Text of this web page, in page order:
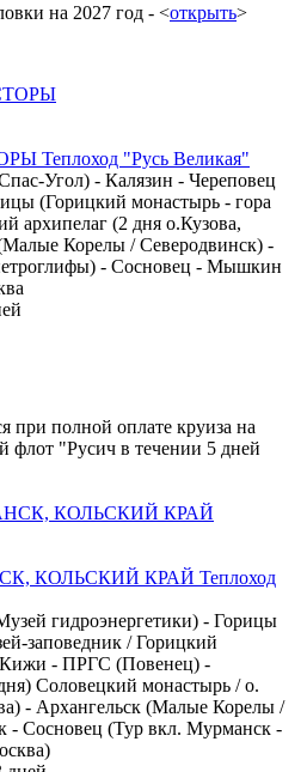
на 2027 год - <открыть>
Теплоход "Русь Великая"
Угол) - Калязин - Череповец
(Горицкий монастырь - гора
архипелаг (2 дня о.Кузова,
Корелы / Северодвинск) -
- Сосновец - Мышкин
при полной оплате круиза на
флот "Русич в течении 5 дней
КОЛЬСКИЙ КРАЙ Теплоход
гидроэнергетики) - Горицы
заповедник / Горицкий
Кижи - ПРГС (Повенец) -
Соловецкий монастырь / о.
- Архангельск (Малые Корелы /
- Сосновец (Тур вкл. Мурманск -